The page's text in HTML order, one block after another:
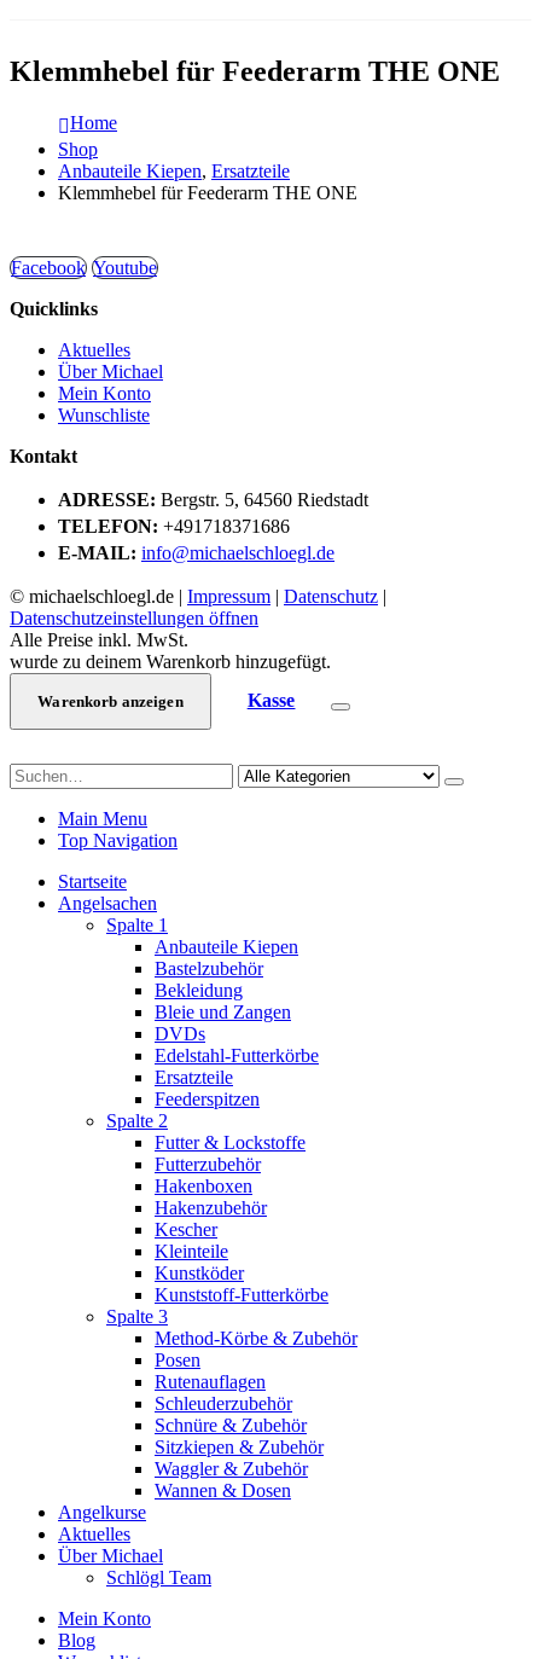
Klemmhebel für Feederarm THE ONE
Home
Shop
Anbauteile Kiepen, Ersatzteile
Klemmhebel für Feederarm THE ONE
Facebook Youtube
Quicklinks
Aktuelles
Über Michael
Mein Konto
Wunschliste
Kontakt
ADRESSE: Bergstr. 5, 64560 Riedstadt
TELEFON: +491718371686
E-MAIL: info@michaelschloegl.de
© michaelschloegl.de | Impressum | Datenschutz |
Datenschutzeinstellungen öffnen
Alle Preise inkl. MwSt.
wurde zu deinem Warenkorb hinzugefügt.
Warenkorb anzeigen Kasse
Main Menu
Top Navigation
Startseite
Angelsachen
Spalte 1
Anbauteile Kiepen
Bastelzubehör
Bekleidung
Bleie und Zangen
DVDs
Edelstahl-Futterkörbe
Ersatzteile
Feederspitzen
Spalte 2
Futter & Lockstoffe
Futterzubehör
Hakenboxen
Hakenzubehör
Kescher
Kleinteile
Kunstköder
Kunststoff-Futterkörbe
Spalte 3
Method-Körbe & Zubehör
Posen
Rutenauflagen
Schleuderzubehör
Schnüre & Zubehör
Sitzkiepen & Zubehör
Waggler & Zubehör
Wannen & Dosen
Angelkurse
Aktuelles
Über Michael
Schlögl Team
Mein Konto
Blog